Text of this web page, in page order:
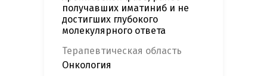
получавших иматиниб и не
достигших глубокого
молекулярного ответа
Терапевтическая область
Онкология